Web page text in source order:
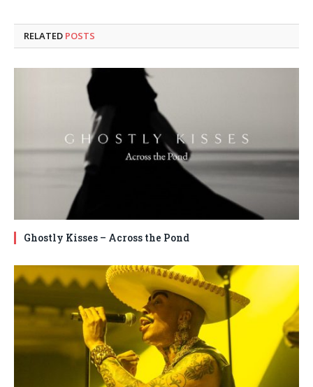
RELATED POSTS
Ghostly Kisses – Across the Pond